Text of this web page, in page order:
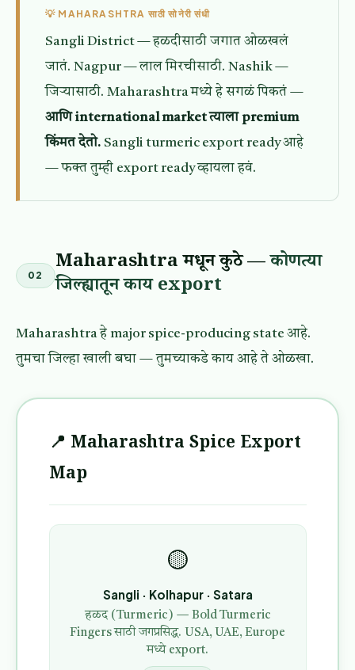
💡 MAHARASHTRA साठी सोनेरी संधी
Sangli District — हळदीसाठी जगात ओळखलं
जातं. Nagpur — लाल मिरचीसाठी. Nashik —
जिऱ्यासाठी. Maharashtra मध्ये हे सगळं पिकतं —
आणि international market त्याला premium
किंमत देतो. Sangli turmeric export ready आहे
— फक्त तुम्ही export ready व्हायला हवं.
02 Maharashtra मधून कुठे —कोणत्या
जिल्ह्यातून काय export
Maharashtra हे major spice-producing state आहे.
तुमचा जिल्हा खाली बघा — तुमच्याकडे काय आहे ते ओळखा.
📍 Maharashtra Spice Export
Map
🟡
Sangli · Kolhapur · Satara
हळद (Turmeric) — Bold Turmeric
Fingers साठी जगप्रसिद्ध. USA, UAE, Europe
मध्ये export.